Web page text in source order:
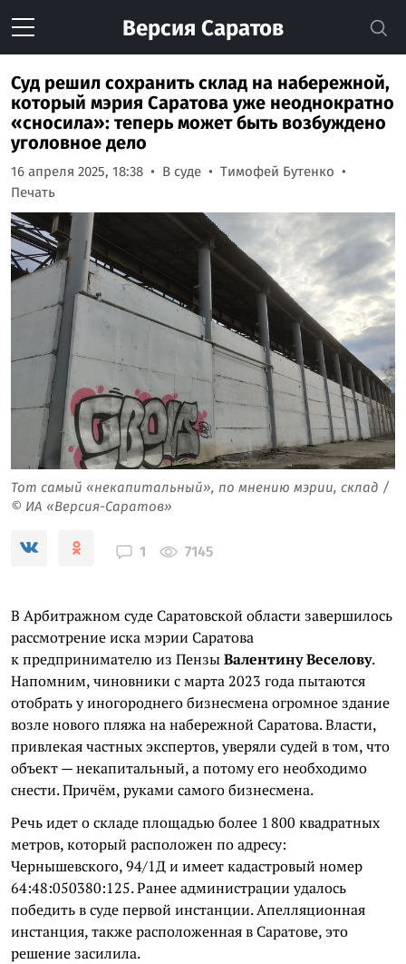
Версия Саратов
Суд решил сохранить склад на набережной,
который мэрия Саратова уже неоднократно
«сносила»: теперь может быть возбуждено
уголовное дело
16 апреля 2025, 18:38 В суде
Тимофей Бутенко
Печать
Тот самый «некапитальный», по мнению мэрии, склад /
© ИА «Версия-Саратов»
1 7145
В Арбитражном суде Саратовской области завершилось
рассмотрение иска мэрии Саратова
к предпринимателю из ПензыВалентину Веселову.
Напомним, чиновники с марта 2023 года пытаются
отобрать у иногороднего бизнесмена огромное здание
возле нового пляжа на набережной Саратова. Власти,
привлекая частных экспертов, уверяли судей в том, что
объект — некапитальный, а потому его необходимо
снести. Причём, руками самого бизнесмена.
Речь идет о складе площадью более 1 800 квадратных
метров, который расположен по адресу:
Чернышевского, 94/1Д и имеет кадастровый номер
64:48:050380:125. Ранее администрации удалось
победить в суде первой инстанции. Апелляционная
инстанция, также расположенная в Саратове, это
решение засилила.